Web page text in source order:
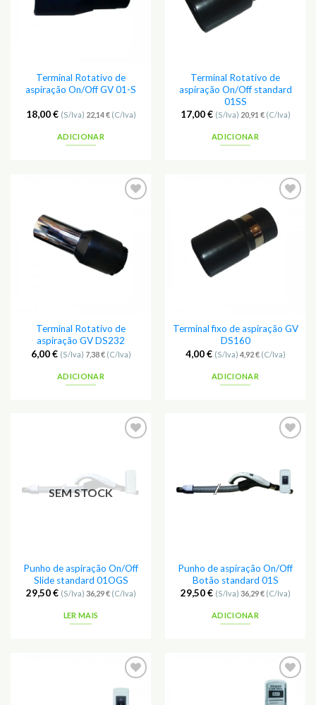
Terminal Rotativo de
aspiração On/Off GV 01-S
18,00€ (S/Iva) 22,14€(C/Iva)
ADICIONAR
Terminal Rotativo de
aspiração On/Off standard
01SS
17,00€ (S/Iva) 20,91 €(C/Iva)
ADICIONAR
Terminal Rotativo de
aspiração GV DS232
6,00€ (S/Iva) 7,38€(C/Iva)
ADICIONAR
Terminal fixo de aspiração GV
DS160
4,00€ (S/Iva) 4,92€(C/Iva)
ADICIONAR
SEM STOCK
Punho de aspiração On/Off
Slide standard 01OGS
29,50€ (S/Iva) 36,29€(C/Iva)
LER MAIS
Punho de aspiração On/Off
Botão standard 01S
29,50€ (S/Iva) 36,29€(C/Iva)
ADICIONAR